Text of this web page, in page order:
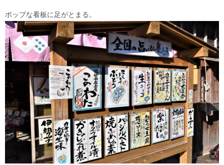
ポップな看板に足がとまる。